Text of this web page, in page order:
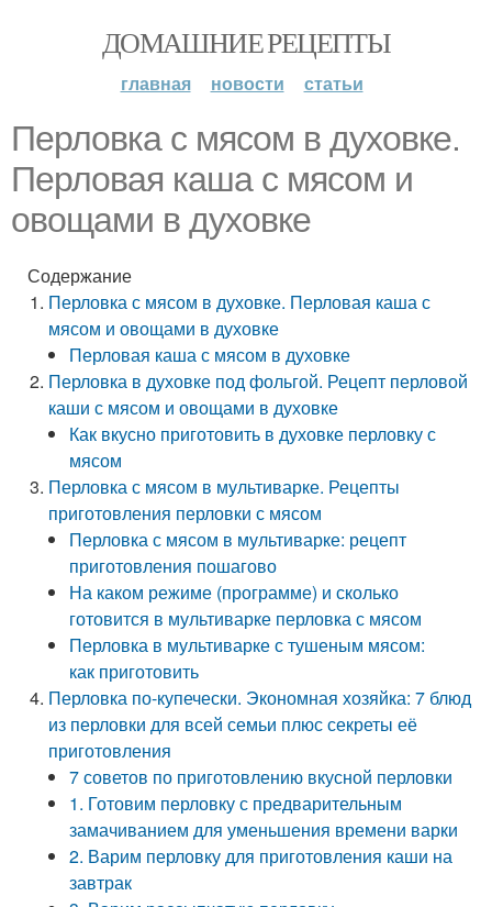
ДОМАШНИЕ РЕЦЕПТЫ
главная новости статьи
Перловка с мясом в духовке.
Перловая каша с мясом и
овощами в духовке
Содержание
Перловка с мясом в духовке. Перловая каша с
мясом и овощами в духовке
Перловая каша с мясом в духовке
Перловка в духовке под фольгой. Рецепт перловой
каши с мясом и овощами в духовке
Как вкусно приготовить в духовке перловку с
мясом
Перловка с мясом в мультиварке. Рецепты
приготовления перловки с мясом
Перловка с мясом в мультиварке: рецепт
приготовления пошагово
На каком режиме (программе) и сколько
готовится в мультиварке перловка с мясом
Перловка в мультиварке с тушеным мясом:
как приготовить
Перловка по-купечески. Экономная хозяйка: 7 блюд
из перловки для всей семьи плюс секреты её
приготовления
7 советов по приготовлению вкусной перловки
1. Готовим перловку с предварительным
замачиванием для уменьшения времени варки
2. Варим перловку для приготовления каши на
завтрак